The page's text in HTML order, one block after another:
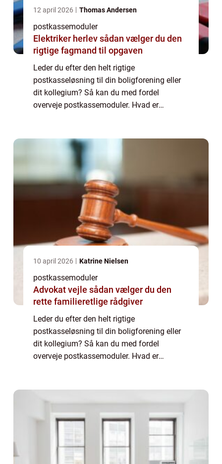
12 april 2026 Thomas Andersen
postkassemoduler
Elektriker herlev sådan vælger du den
rigtige fagmand til opgaven
Leder du efter den helt rigtige
postkasseløsning til din boligforening eller
dit kollegium? Så kan du med fordel
overveje postkassemoduler. Hvad er
som er sammensat af et a...
10 april 2026 Katrine Nielsen
postkassemoduler
Advokat vejle sådan vælger du den
rette familieretlige rådgiver
Leder du efter den helt rigtige
postkasseløsning til din boligforening eller
dit kollegium? Så kan du med fordel
overveje postkassemoduler. Hvad er